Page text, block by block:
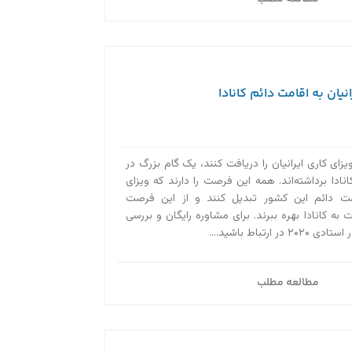
به اقامت دائم کانادا
کاری ایرانیان را دریافت کنند، یک گام بزرگ در
برداشته‌اند. همه این فرصت را دارند که ویزای
دائم این کشور تبدیل کنند و از این فرصت
به کانادا بهره ببرند. برای مشاوره رایگان و بررسی
باشید....
مطالعه مطلب